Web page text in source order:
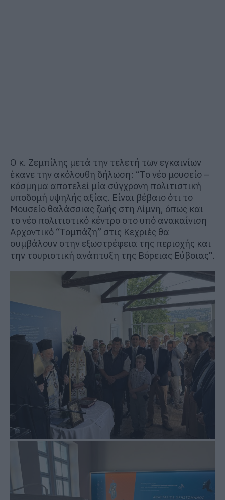
Ο κ. Ζεμπίλης μετά την τελετή των εγκαινίων
έκανε την ακόλουθη δήλωση: “Το νέο μουσείο –
κόσμημα αποτελεί μία σύγχρονη πολιτιστική
υποδομή υψηλής αξίας. Είναι βέβαιο ότι το
Μουσείο θαλάσσιας ζωής στη Λίμνη, όπως και
το νέο πολιτιστικό κέντρο στο υπό ανακαίνιση
Αρχοντικό “Τομπάζη” στις Κεχριές θα
συμβάλουν στην εξωστρέφεια της περιοχής και
την τουριστική ανάπτυξη της Βόρειας Εύβοιας”.